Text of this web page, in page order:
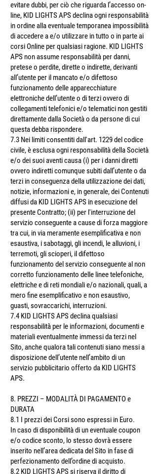
evitare dubbi, per ciò che riguarda l’accesso on-
line, KID LIGHTS APS declina ogni responsabilità
in ordine alla eventuale temporanea impossibilità
di accedere a e/o utilizzare in tutto o in parte ai
corsi Online per qualsiasi ragione. KID LIGHTS
APS non assume responsabilità per danni,
pretese o perdite, dirette o indirette, derivanti
all’utente per il mancato e/o difettoso
funzionamento delle apparecchiature
elettroniche dell’utente o di terzi ovvero di
collegamenti telefonici e/o telematici non gestiti
direttamente dalla Società o da persone di cui
questa debba rispondere.
7.3 Nei limiti consentiti dall'art. 1229 del codice
civile, è esclusa ogni responsabilità della Società
e/o dei suoi aventi causa (i) per i danni diretti
ovvero indiretti comunque subiti dall’utente o da
terzi in conseguenza della utilizzazione dei dati,
notizie, informazioni e, in generale, dei Contenuti
diffusi da KID LIGHTS APS in esecuzione del
presente Contratto; (ii) per l'interruzione del
servizio conseguente a cause di forza maggiore
tra cui, in via meramente esemplificativa e non
esaustiva, i sabotaggi, gli incendi, le alluvioni, i
terremoti, gli scioperi, il difettoso
funzionamento del servizio conseguente al non
corretto funzionamento delle linee telefoniche,
elettriche e di reti mondiali e/o nazionali, quali, a
mero fine esemplificativo e non esaustivo,
guasti, sovraccarichi, interruzioni.
7.4 KID LIGHTS APS declina qualsiasi
responsabilità̀ per le informazioni, documenti e
materiali eventualmente immessi da terzi nel
Sito, anche qualora tali contenuti siano messi a
disposizione dell’utente nell’ambito di un
servizio pubblicitario offerto da KID LIGHTS
APS.
8. PREZZI – MODALITÀ DI PAGAMENTO e
DURATA
8.1 I prezzi dei Corsi sono espressi in Euro.
In caso di disponibilità di un eventuale coupon
e/o codice sconto, lo stesso dovrà essere
inserito nell’area dedicata del Sito in fase di
perfezionamento dell’ordine di acquisto.
8.2 KID LIGHTS APS si riserva il diritto di